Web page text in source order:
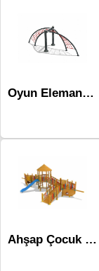
Oyun Elemanları -Mae-082
Ahşap Çocuk Parkları-Mas-118